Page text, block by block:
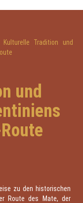
Kulturelle Tradition und
und
zu den historischen
Route des Mate, der